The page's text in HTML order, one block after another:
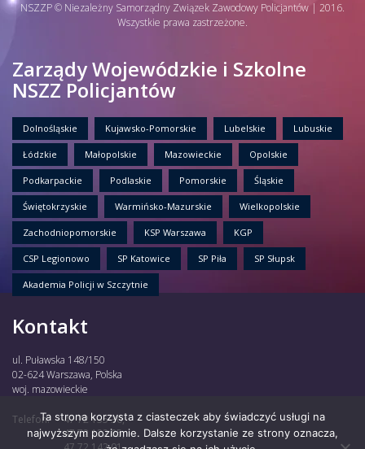
NSZZP © Niezależny Samorządny Związek Zawodowy Policjantów | 2016.
Wszystkie prawa zastrzeżone.
Zarządy Wojewódzkie i Szkolne
NSZZ Policjantów
Dolnośląskie Kujawsko-Pomorskie Lubelskie Lubuskie
Łódzkie Małopolskie Mazowieckie Opolskie
Podkarpackie Podlaskie Pomorskie Śląskie
Świętokrzyskie Warmińsko-Mazurskie Wielkopolskie
Zachodniopomorskie KSP Warszawa KGP
CSP Legionowo SP Katowice SP Piła SP Słupsk
Akademia Policji w Szczytnie
Kontakt
ul. Puławska 148/150
02-624 Warszawa, Polska
woj. mazowieckie
Telefon:
47 72 135 30,
47 72 122 85,
Ta strona korzysta z ciasteczek aby świadczyć usługi na
najwyższym poziomie. Dalsze korzystanie ze strony oznacza,